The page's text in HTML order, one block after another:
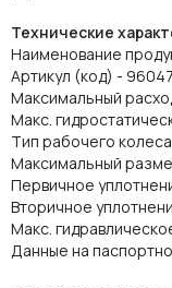
Технические
Наименование
Артикул (код) -
Maксимальный
Макс.
Тип рабочего
Максимальный
Первичное
Вторичное
Макс.
Данные на